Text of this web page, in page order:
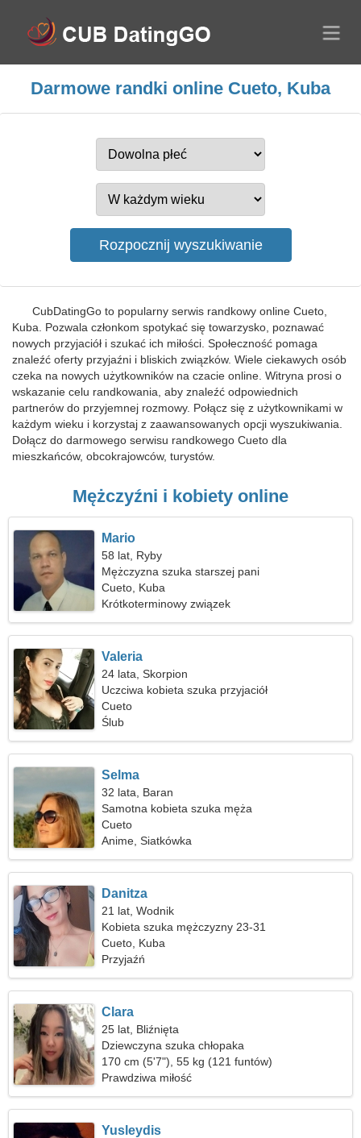
Darmowe randki online Cueto, Kuba
CubDatingGo to popularny serwis randkowy online Cueto,
Kuba. Pozwala członkom spotykać się towarzysko, poznawać
nowych przyjaciół i szukać ich miłości. Społeczność pomaga
znaleźć oferty przyjaźni i bliskich związków. Wiele ciekawych osób
czeka na nowych użytkowników na czacie online. Witryna prosi o
wskazanie celu randkowania, aby znaleźć odpowiednich
partnerów do przyjemnej rozmowy. Połącz się z użytkownikami w
każdym wieku i korzystaj z zaawansowanych opcji wyszukiwania.
Dołącz do darmowego serwisu randkowego Cueto dla
mieszkańców, obcokrajowców, turystów.
Mężczyźni i kobiety online
Mario
58 lat, Ryby
Mężczyzna szuka starszej pani
Cueto, Kuba
Krótkoterminowy związek
Valeria
24 lata, Skorpion
Uczciwa kobieta szuka przyjaciół
Cueto
Ślub
Selma
32 lata, Baran
Samotna kobieta szuka męża
Cueto
Anime, Siatkówka
Danitza
21 lat, Wodnik
Kobieta szuka mężczyzny 23-31
Cueto, Kuba
Przyjaźń
Clara
25 lat, Bliźnięta
Dziewczyna szuka chłopaka
170 cm (5'7"), 55 kg (121 funtów)
Prawdziwa miłość
Yusleydis